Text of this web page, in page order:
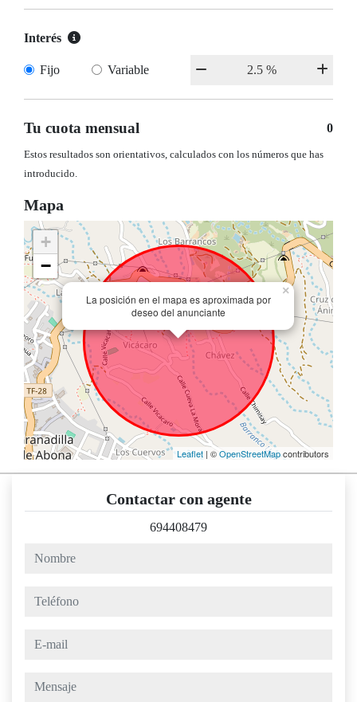
Interés
Fijo Variable
Tu cuota mensual 0
Estos resultados son orientativos, calculados con los números que has
introducido.
Mapa
La posición en el mapa es aproximada por
deseo del anunciante
×
+
−
Leaflet | ©OpenStreetMapcontributors
Contactar con agente
694408479
nombre
teléfono
e-mail
mensaje